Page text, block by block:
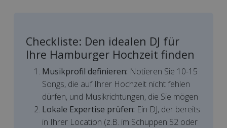
Checkliste: Den idealen DJ für
Ihre Hamburger Hochzeit finden
Musikprofil definieren: Notieren Sie 10-15
Songs, die auf Ihrer Hochzeit nicht fehlen
dürfen, und Musikrichtungen, die Sie mögen
Lokale Expertise prüfen: Ein DJ, der bereits
in Ihrer Location (z.B. im Schuppen 52 oder